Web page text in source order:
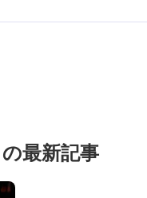
最新記事